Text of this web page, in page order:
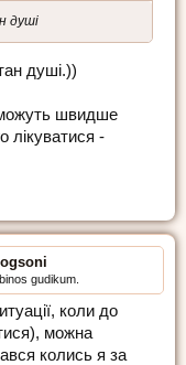
душі
душі.))
можуть швидше
лікуватися -
gudikum.
коли до
можна
колись я за